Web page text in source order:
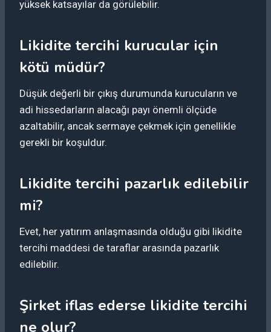
yüksek katsayılar da görülebilir.
Likidite tercihi kurucular için
kötü müdür?
Düşük değerli bir çıkış durumunda kurucuların ve
adi hissedarların alacağı payı önemli ölçüde
azaltabilir, ancak sermaye çekmek için genellikle
gerekli bir koşuldur.
Likidite tercihi pazarlık edilebilir
mi?
Evet, her yatırım anlaşmasında olduğu gibi likidite
tercihi maddesi de taraflar arasında pazarlık
edilebilir.
Şirket iflas ederse likidite tercihi
ne olur?